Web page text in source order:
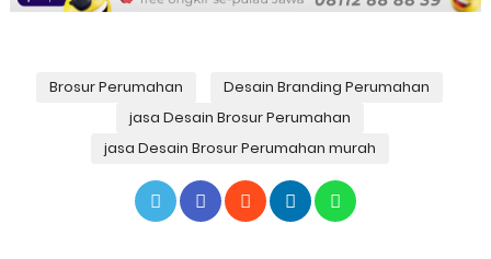
Brosur Perumahan
Desain Branding Perumahan
jasa Desain Brosur Perumahan
jasa Desain Brosur Perumahan murah